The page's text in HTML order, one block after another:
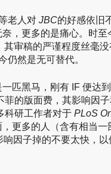
老人对 JBC的好感依旧
，更多的是痛心。时
审稿的严谨程度丝毫
仍然是无可替代。
匹黑马，刚有 IF 便达
菲的版面费，其影响因
科研工作者对于 PLoS
，更多的人（含有相当
响因子掉的不要太快，